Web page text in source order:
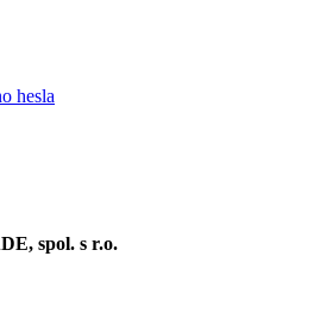
hesla
spol. s r.o.